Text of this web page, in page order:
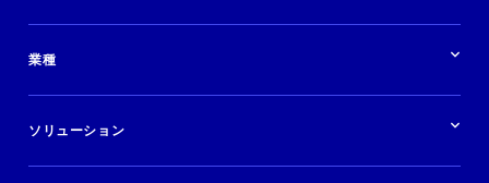
業種
ホテル
バケーションレンタル
ブランドおよび広告代理店
ソリューション